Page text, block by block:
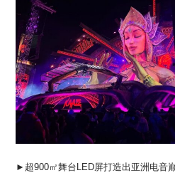
►超900㎡舞台LED屏打造出亚洲电音